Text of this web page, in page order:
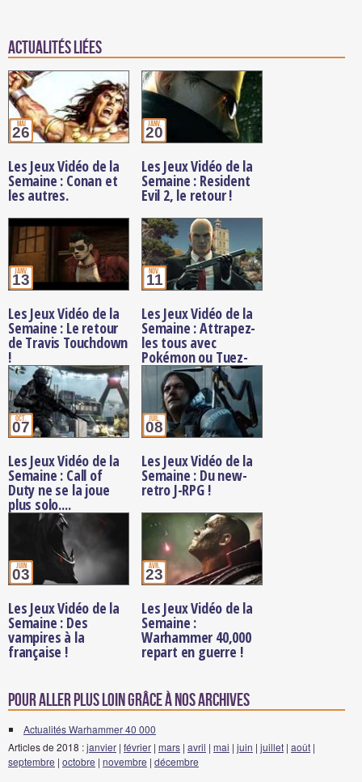
Actualités Liées
mai
26
Les Jeux Vidéo de la
Semaine : Conan et
les autres.
janv.
20
Les Jeux Vidéo de la
Semaine : Resident
Evil 2, le retour !
janv.
13
Les Jeux Vidéo de la
Semaine : Le retour
de Travis Touchdown
!
nov.
11
Les Jeux Vidéo de la
Semaine : Attrapez-
les tous avec
Pokémon ou Tuez-
les tous avec Hitman
!
oct.
07
Les Jeux Vidéo de la
Semaine : Call of
Duty ne se la joue
plus solo....
juil.
08
Les Jeux Vidéo de la
Semaine : Du new-
retro J-RPG !
juin
03
Les Jeux Vidéo de la
Semaine : Des
vampires à la
française !
avr.
23
Les Jeux Vidéo de la
Semaine :
Warhammer 40,000
repart en guerre !
Pour aller plus loin grâce à nos archives
Actualités Warhammer 40 000
Articles de 2018 :janvier | février | mars | avril | mai | juin | juillet | août |
septembre | octobre | novembre | décembre